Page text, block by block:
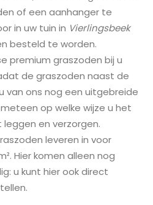
of een aanhanger te
in uw tuin in Vierlingsbeek
besteld te worden.
premium graszoden bij u
de graszoden naast de
van ons nog een uitgebreide
op welke wijze u het
en verzorgen.
leveren in voor
Hier komen alleen nog
u kunt hier ook direct